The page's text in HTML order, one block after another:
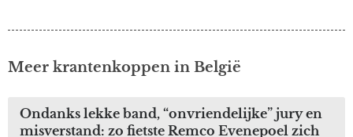
Meer krantenkoppen in België
Ondanks lekke band, “onvriendelijke” jury en
misverstand: zo fietste Remco Evenepoel zich